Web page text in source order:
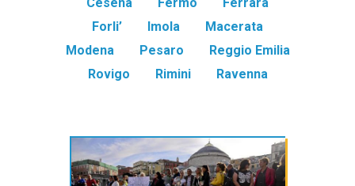
Forli’
Imola
Macerata
Modena
Pesaro
Reggio Emilia
Rovigo
Rimini Ravenna